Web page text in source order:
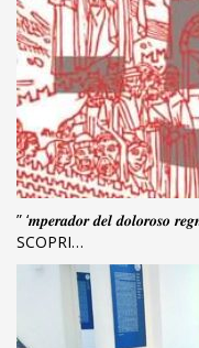
” ‘𝒎𝒑𝒆𝒓𝒂𝒅𝒐𝒓 𝒅𝒆𝒍 𝒅𝒐𝒍𝒐𝒓𝒐𝒔𝒐
SCOPRI…